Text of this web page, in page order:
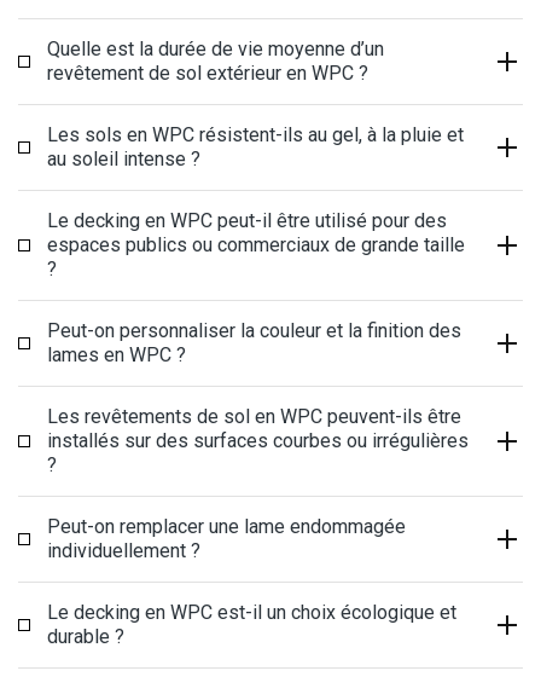
Quelle est la durée de vie moyenne d’un
revêtement de sol extérieur en WPC ?
Les sols en WPC résistent-ils au gel, à la pluie et
au soleil intense ?
Le decking en WPC peut-il être utilisé pour des
espaces publics ou commerciaux de grande taille
?
Peut-on personnaliser la couleur et la finition des
lames en WPC ?
Les revêtements de sol en WPC peuvent-ils être
installés sur des surfaces courbes ou irrégulières
?
Peut-on remplacer une lame endommagée
individuellement ?
Le decking en WPC est-il un choix écologique et
durable ?